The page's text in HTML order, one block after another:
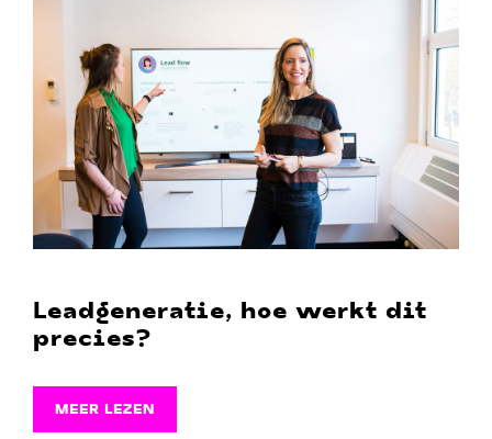
Leadgeneratie, hoe werkt dit
precies?
MEER LEZEN